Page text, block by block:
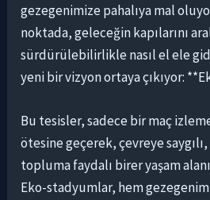
gezegenimize pahalıya mal
noktada, geleceğin kapılarını
sürdürülebilirlikle nasıl el ele
yeni bir vizyon ortaya çıkıyor:
Bu tesisler, sadece bir maç
ötesine geçerek, çevreye
topluma faydalı birer yaşam
Eko-stadyumlar, hem